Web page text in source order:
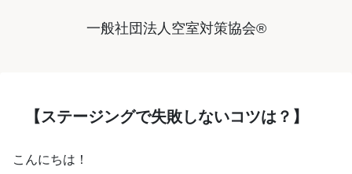
一般社団法人空室対策協会®︎
【ステージングで失敗しないコツは？】
こんにちは！